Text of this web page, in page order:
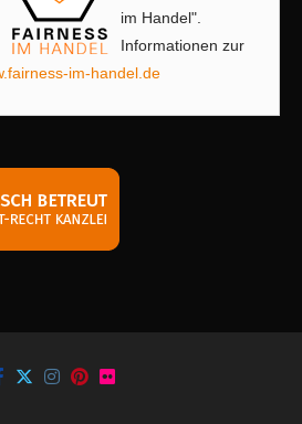
im Handel".
Informationen zur
im-handel.de